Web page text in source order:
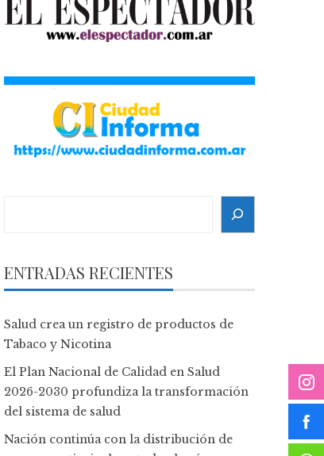
ENTRADAS RECIENTES
Salud crea un registro de productos de
Tabaco y Nicotina
El Plan Nacional de Calidad en Salud
2026-2030 profundiza la transformación
del sistema de salud
Nación continúa con la distribución de